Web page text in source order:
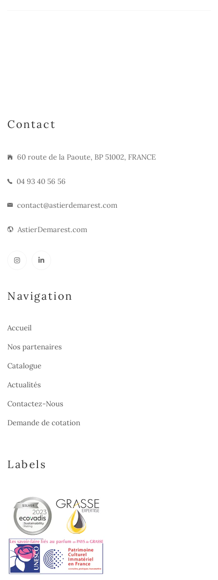
Contact
60 route de la Paoute, BP 51002, FRANCE
04 93 40 56 56
contact@astierdemarest.com
AstierDemarest.com
Navigation
Accueil
Nos partenaires
Catalogue
Actualités
Contactez-Nous
Demande de cotation
Labels